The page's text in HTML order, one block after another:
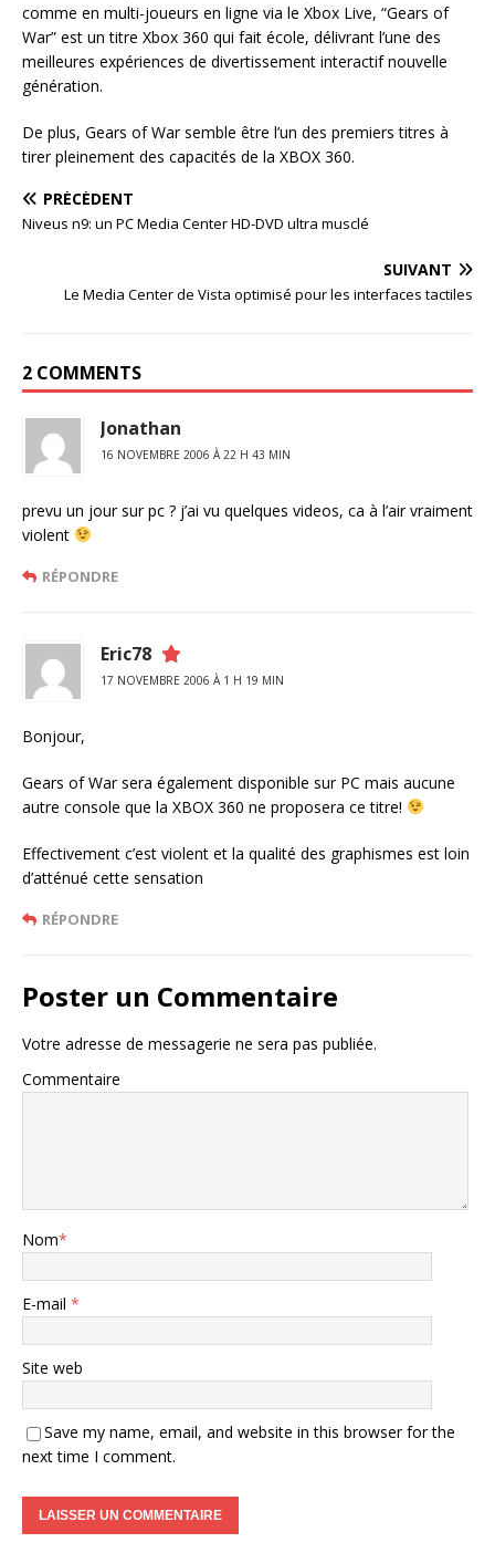
comme en multi-joueurs en ligne via le Xbox Live, “Gears of
War” est un titre Xbox 360 qui fait école, délivrant l’une des
meilleures expériences de divertissement interactif nouvelle
génération.
De plus, Gears of War semble être l’un des premiers titres à
tirer pleinement des capacités de la XBOX 360.
PRÉCÉDENT
Niveus n9: un PC Media Center HD-DVD ultra musclé
SUIVANT
Le Media Center de Vista optimisé pour les interfaces tactiles
2 COMMENTS
Jonathan
16 NOVEMBRE 2006 À 22 H 43 MIN
prevu un jour sur pc ? j’ai vu quelques videos, ca à l’air vraiment
violent
RÉPONDRE
Eric78
17 NOVEMBRE 2006 À 1 H 19 MIN
Bonjour,
Gears of War sera également disponible sur PC mais aucune
autre console que la XBOX 360 ne proposera ce titre!
Effectivement c’est violent et la qualité des graphismes est loin
d’atténué cette sensation
RÉPONDRE
Poster un Commentaire
Votre adresse de messagerie ne sera pas publiée.
Commentaire
Nom*
E-mail *
Site web
Save my name, email, and website in this browser for the
next time I comment.